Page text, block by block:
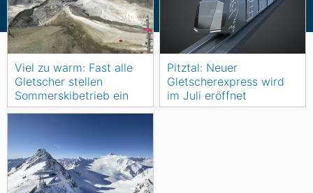
Viel zu warm: Fast alle
Gletscher stellen
Sommerskibetrieb ein
Pitztal: Neuer
Gletscherexpress wird
im Juli eröffnet